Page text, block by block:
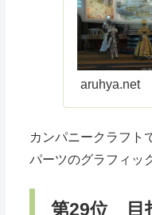
aruhya.net
カンパニークラフト
パーツのグラフィッ
第29位 目